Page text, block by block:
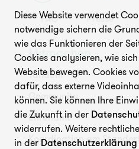
FAQ Presse
FAQ Presse
Mitmachen
Tandem
Community
Ehrenamt
Koordination am
Diese Website verwendet
notwendige sichern die
wie das Funktionieren der
Cookies analysieren, wie
Website bewegen. Cookies
dafür, dass externe
können. Sie können Ihre
die Zukunft in der
widerrufen. Weitere
in der Datenschutzerklärung